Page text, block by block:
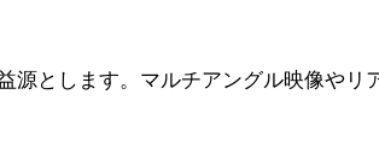
源とします。マルチアングル映像やリ